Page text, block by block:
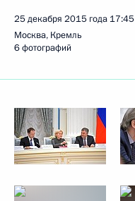
25 декабря 2015 года 17:45
Москва, Кремль
6 фотографий